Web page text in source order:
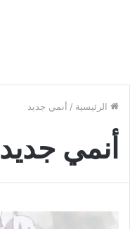
الرئيسية / أنمي جديد
أنمي جديد